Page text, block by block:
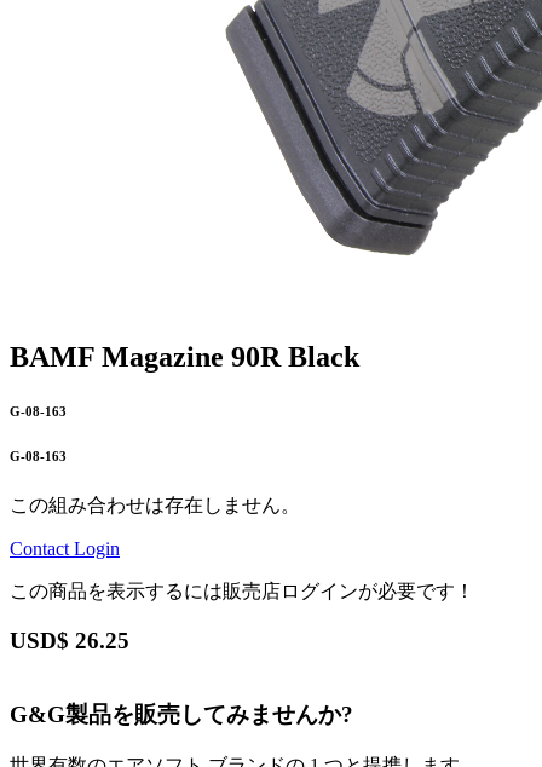
BAMF Magazine 90R Black
G-08-163
G-08-163
この組み合わせは存在しません。
Contact Login
この商品を表示するには販売店ログインが必要です！
USD$ 26.25
G&G製品を販売してみませんか?